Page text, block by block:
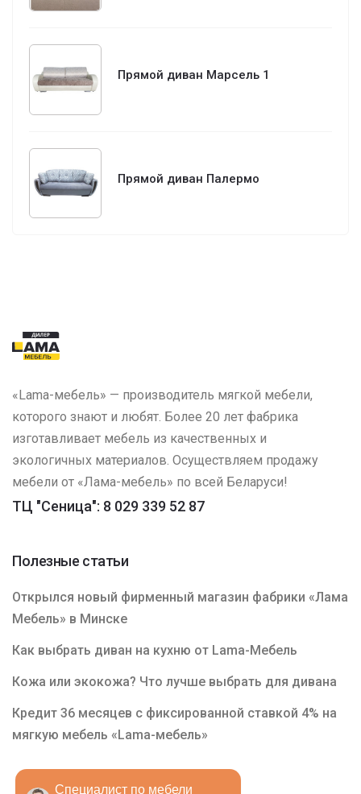
Специалист по мебели
Прямой диван Марсель 1
Прямой диван Палермо
«Lama-мебель» — производитель мягкой мебели,
которого знают и любят. Более 20 лет фабрика
изготавливает мебель из качественных и
экологичных материалов. Осуществляем продажу
мебели от «Лама-мебель» по всей Беларуси!
ТЦ "Сеница": 8 029 339 52 87
Полезные статьи
Открылся новый фирменный магазин фабрики «Лама
Мебель» в Минске
Как выбрать диван на кухню от Lama-Мебель
Кожа или экокожа? Что лучше выбрать для дивана
Кредит 36 месяцев с фиксированной ставкой 4% на
мягкую мебель «Lama-мебель»